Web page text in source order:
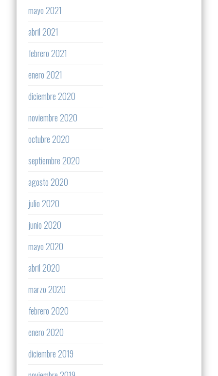
mayo 2021
abril 2021
febrero 2021
enero 2021
diciembre 2020
noviembre 2020
octubre 2020
septiembre 2020
agosto 2020
julio 2020
junio 2020
mayo 2020
abril 2020
marzo 2020
febrero 2020
enero 2020
diciembre 2019